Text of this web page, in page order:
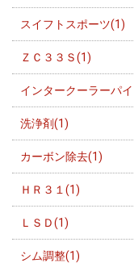
スイフトスポーツ(1)
ＺＣ３３Ｓ(1)
インタークーラーパ
洗浄剤(1)
カーボン除去(1)
ＨＲ３１(1)
ＬＳＤ(1)
シム調整(1)